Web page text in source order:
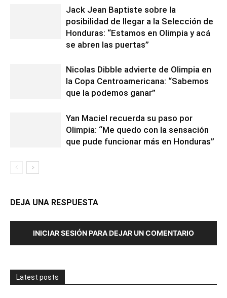
Jack Jean Baptiste sobre la
posibilidad de llegar a la Selección de
Honduras: “Estamos en Olimpia y acá
se abren las puertas”
Nicolas Dibble advierte de Olimpia en
la Copa Centroamericana: “Sabemos
que la podemos ganar”
Yan Maciel recuerda su paso por
Olimpia: “Me quedo con la sensación
que pude funcionar más en Honduras”
DEJA UNA RESPUESTA
INICIAR SESIÓN PARA DEJAR UN COMENTARIO
Latest posts